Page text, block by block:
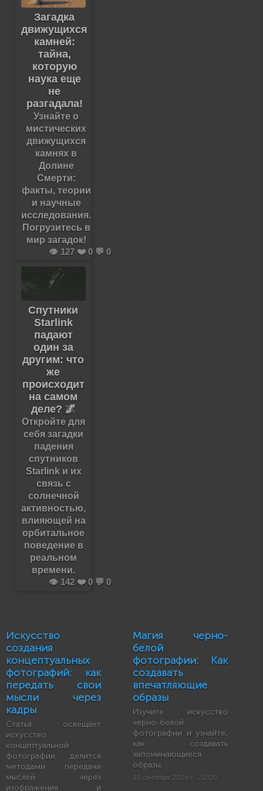
Загадка
движущихся
камней:
тайна,
которую
наука еще
не
разгадала!
Узнайте о
мистических
движущихся
камнях в
Долине
Смерти:
факты, теории
и научные
исследования.
Погрузитесь в
мир загадок!
👁️ 127 ❤️ 0 💬 0
Спутники
Starlink
падают
один за
другим: что
же
происходит
на самом
деле? 🌌
Откройте для
себя загадки
падения
спутников
Starlink и их
связь с
солнечной
активностью,
влияющей на
орбитальное
поведение в
реальном
времени.
👁️ 142 ❤️ 0 💬 0
Искусство
создания
концептуальных
фотографий: как
передать свои
мысли через
кадры
Статья освещает
искусство
концептуальной
фотографии, делится
методами передачи
мыслей через
изображения и
Магия черно-
белой
фотографии: Как
создавать
впечатляющие
образы
Изучите искусство
черно-белой
фотографии и узнайте,
как создавать
запоминающиеся
образы.
28 сентября 2024 г., 22:00